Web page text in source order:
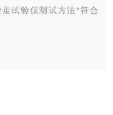
试验仪测试方法*符合